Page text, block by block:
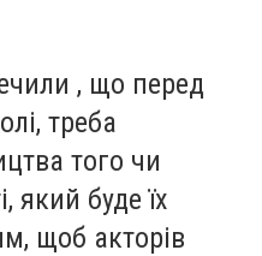
, що перед
треба
того чи
який буде їх
щоб акторів